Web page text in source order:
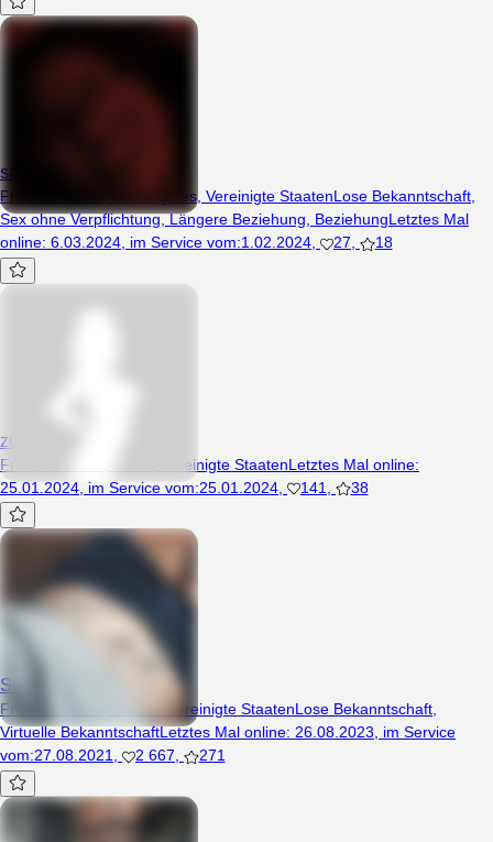
sashawes
Frau, 27 Jahre, Los Angeles, Vereinigte StaatenLose Bekanntschaft,
Sex ohne Verpflichtung,Längere Beziehung, BeziehungLetztes Mal
online: 6.03.2024, im Service vom:1.02.2024, 27, 18
zuziakot
Frau, 24 Jahre, Chico, Vereinigte StaatenLetztes Mal online:
25.01.2024 im Service vom:25.01.2024 141 38
Soul
Frau, 30 Jahre, Malibu, Vereinigte StaatenLose Bekanntschaft
Virtuelle BekanntschaftLetztes Mal online: 26.08.2023
im Service
vom:27.08.2021 2 667 271